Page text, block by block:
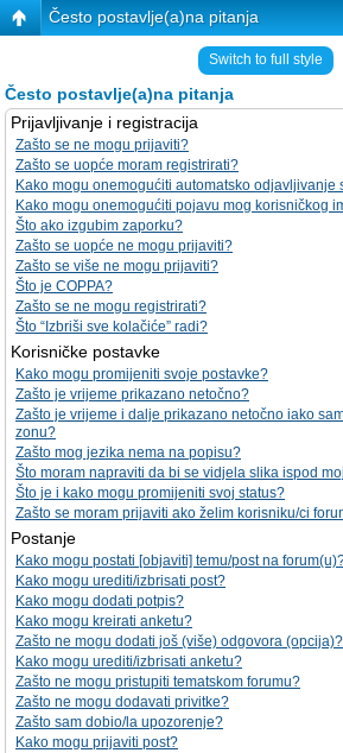
Često postavlje(a)na pitanja
Switch to full style
Često postavlje(a)na pitanja
Prijavljivanje i registracija
Zašto se ne mogu prijaviti?
Zašto se uopće moram registrirati?
Kako mogu onemogućiti automatsko odjavljivanje
Kako mogu onemogućiti pojavu mog korisničkog
Što ako izgubim zaporku?
Zašto se uopće ne mogu prijaviti?
Zašto se više ne mogu prijaviti?
Što je COPPA?
Zašto se ne mogu registrirati?
Što “Izbriši sve kolačiće” radi?
Korisničke postavke
Kako mogu promijeniti svoje postavke?
Zašto je vrijeme prikazano netočno?
Zašto je vrijeme i dalje prikazano netočno iako
zonu?
Zašto mog jezika nema na popisu?
Što moram napraviti da bi se vidjela slika ispod
Što je i kako mogu promijeniti svoj status?
Zašto se moram prijaviti ako želim korisniku/ci
Postanje
Kako mogu postati [objaviti] temu/post na
Kako mogu urediti/izbrisati post?
Kako mogu dodati potpis?
Kako mogu kreirati anketu?
Zašto ne mogu dodati još (više) odgovora (opcija)?
Kako mogu urediti/izbrisati anketu?
Zašto ne mogu pristupiti tematskom forumu?
Zašto ne mogu dodavati privitke?
Zašto sam dobio/la upozorenje?
Kako mogu prijaviti post?